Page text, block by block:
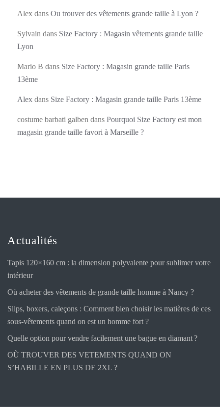
Alex dans Ou trouver des vêtements grande taille à Lyon ?
Sylvain dans Size Factory : Magasin vêtements grande taille
Lyon
Mario B dans Size Factory : Magasin grande taille Paris
13ème
Alex dans Size Factory : Magasin grande taille Paris 13ème
costume barbati galben dans Pourquoi Size Factory est mon
magasin grande taille favori à Marseille ?
Actualités
Tapis 120×160 cm : la dimension polyvalente pour sublimer votre
intérieur
Où acheter des vêtements de grande taille homme à Nancy ?
Slips, boxers, caleçons : Comment bien choisir les matières de ces
sous-vêtements quand on est un homme fort ?
Quelle option pour vendre facilement une bague en diamant ?
OÙ TROUVER DES VETEMENTS QUAND ON
S’HABILLE EN PLUS DE 2XL ?